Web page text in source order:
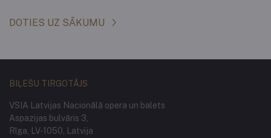
DOTIES UZ SĀKUMU
BIĻEŠU TIRGOTĀJS
VSIA Latvijas Nacionālā opera un balets
Aspazijas bulvāris 3,
Rīga, LV-1050, Latvija